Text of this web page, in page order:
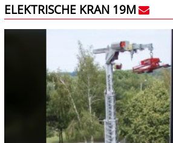
ELEKTRISCHE KRAN 19M